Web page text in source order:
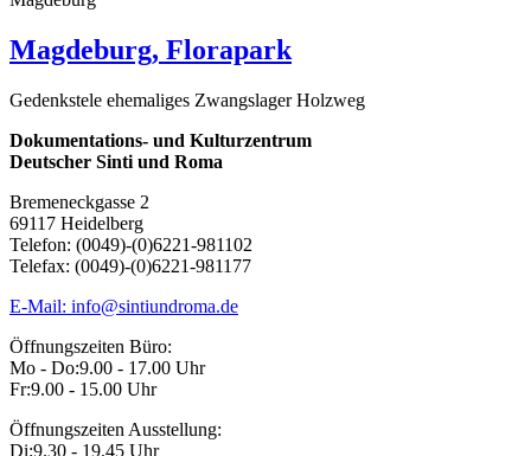
Magdeburg, Florapark
Gedenkstele ehemaliges Zwangslager Holzweg
Dokumentations- und Kulturzentrum
Deutscher Sinti und Roma
Bremeneckgasse 2
69117 Heidelberg
Telefon: (0049)-(0)6221-981102
Telefax: (0049)-(0)6221-981177
E-Mail: info@sintiundroma.de
Öffnungszeiten Büro:
Mo - Do:9.00 - 17.00 Uhr
Fr:9.00 - 15.00 Uhr
Öffnungszeiten Ausstellung:
Di:9.30 - 19.45 Uhr